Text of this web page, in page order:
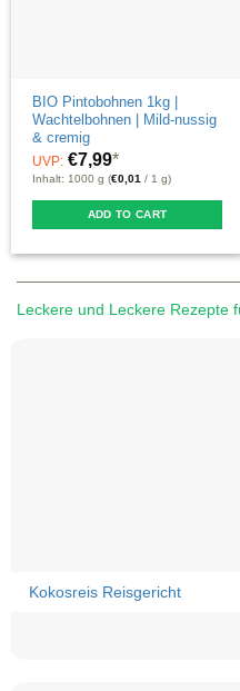
BIO Pintobohnen 1kg |
Wachtelbohnen | Mild-nussig
& cremig
UVP: €7,99*
Inhalt: 1000 g (€0,01 / 1 g)
ADD TO CART
Leckere und Leckere Rezepte
Kokosreis Reisgericht